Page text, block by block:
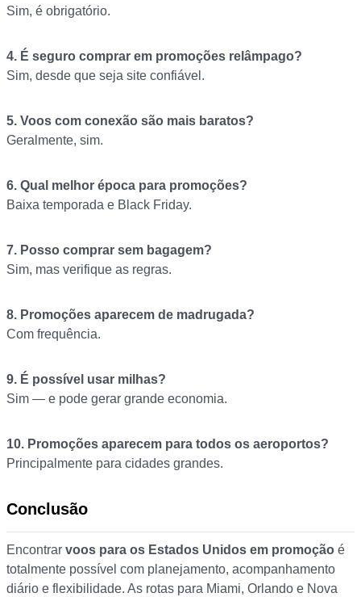
Sim, é obrigatório.
4. É seguro comprar em promoções relâmpago?
Sim, desde que seja site confiável.
5. Voos com conexão são mais baratos?
Geralmente, sim.
6. Qual melhor época para promoções?
Baixa temporada e Black Friday.
7. Posso comprar sem bagagem?
Sim, mas verifique as regras.
8. Promoções aparecem de madrugada?
Com frequência.
9. É possível usar milhas?
Sim — e pode gerar grande economia.
10. Promoções aparecem para todos os aeroportos?
Principalmente para cidades grandes.
Conclusão
Encontrar voos para os Estados Unidos em promoção é
totalmente possível com planejamento, acompanhamento
diário e flexibilidade. As rotas para Miami, Orlando e Nova